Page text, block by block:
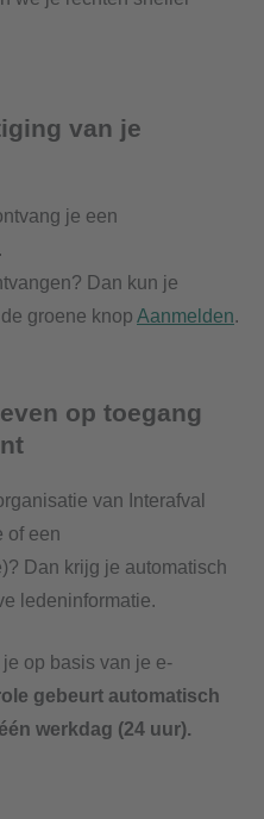
van je
je een
Dan kun je
groene knop Aanmelden.
op toegang
van Interafval
of een
Dan krijg je automatisch
ledeninformatie.
op basis van je e-
gebeurt automatisch
werkdag (24 uur).